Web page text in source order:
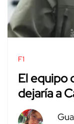
F1
El equipo
dejaría a